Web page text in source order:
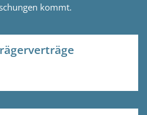
kommt.